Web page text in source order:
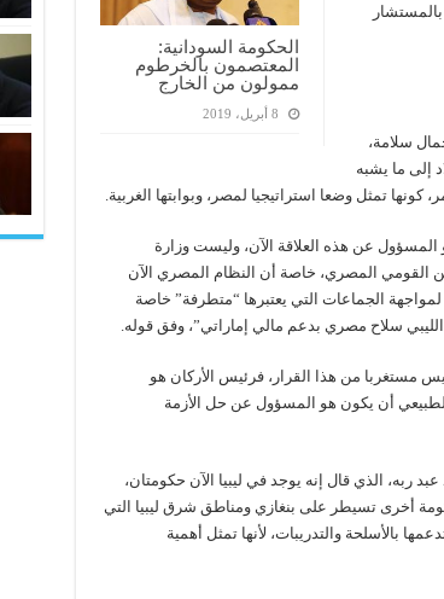
الحكومة السودانية:
المعتصمون بالخرطوم
ممولون من الخارج
8 أبريل، 2019
سلامة،
إلى ما يشبه
كونها تمثل وضعا استراتيجيا لمصر، وبوابتها الغربية.
عن هذه العلاقة الآن، وليست وزارة
القومي المصري، خاصة أن النظام المصري الآن
الجماعات التي يعتبرها “متطرفة” خاصة
سلاح مصري بدعم مالي إماراتي”، وفق قوله.
مستغربا من هذا القرار، فرئيس الأركان هو
أن يكون هو المسؤول عن حل الأزمة
ربه، الذي قال إنه يوجد في ليبيا الآن حكومتان،
أخرى تسيطر على بنغازي ومناطق شرق ليبيا التي
بالأسلحة والتدريبات، لأنها تمثل أهمية